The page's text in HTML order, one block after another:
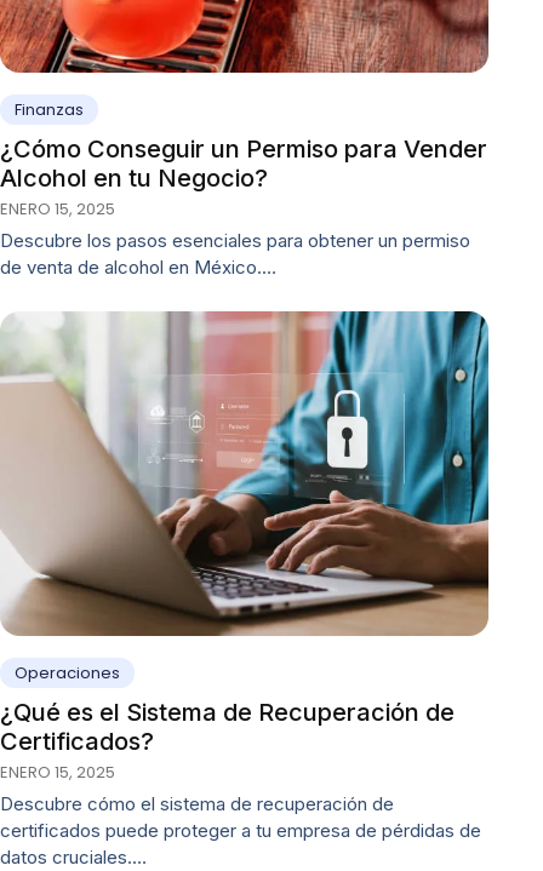
Finanzas
¿Cómo Conseguir un Permiso para Vender
Alcohol en tu Negocio?
ENERO 15, 2025
Descubre los pasos esenciales para obtener un permiso
de venta de alcohol en México.…
Operaciones
¿Qué es el Sistema de Recuperación de
Certificados?
ENERO 15, 2025
Descubre cómo el sistema de recuperación de
certificados puede proteger a tu empresa de pérdidas de
datos cruciales.…